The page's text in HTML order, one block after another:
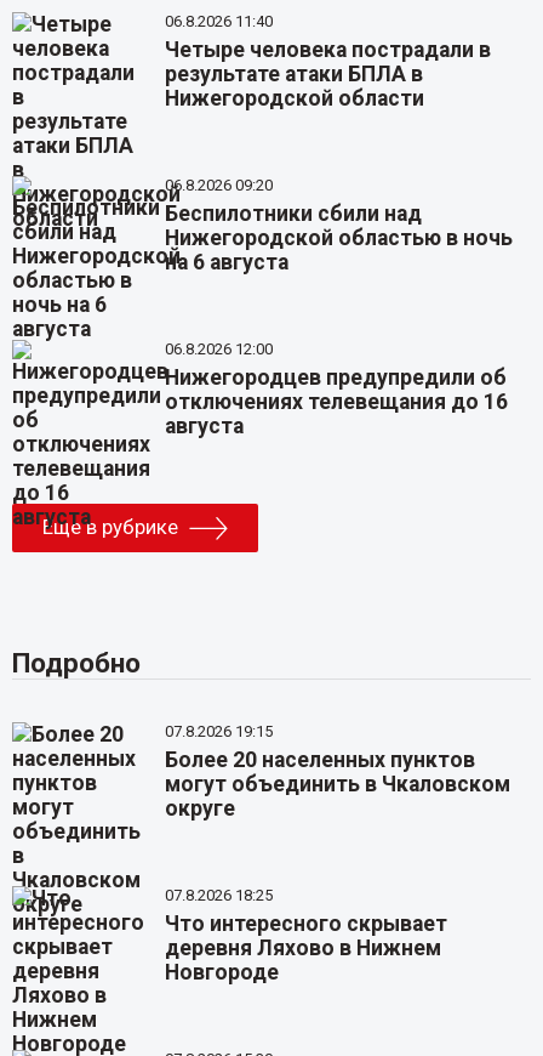
06.8.2026 11:40
Четыре человека пострадали в
результате атаки БПЛА в
Нижегородской области
06.8.2026 09:20
Беспилотники сбили над
Нижегородской областью в ночь
на 6 августа
06.8.2026 12:00
Нижегородцев предупредили об
отключениях телевещания до 16
августа
Еще в рубрике
Подробно
07.8.2026 19:15
Более 20 населенных пунктов
могут объединить в Чкаловском
округе
07.8.2026 18:25
Что интересного скрывает
деревня Ляхово в Нижнем
Новгороде